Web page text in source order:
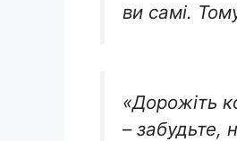
ви самі.
«Дорожіть
– забудьте,